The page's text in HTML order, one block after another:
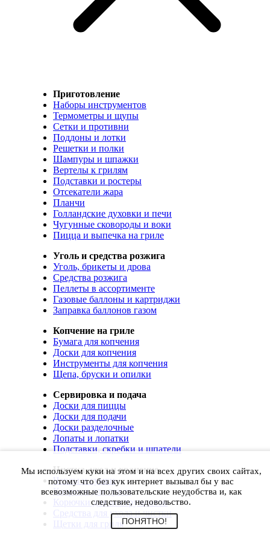
Приготовление
Наборы инструментов
Термометры и щупы
Сетки и противни
Поддоны и лотки
Решетки и полки
Шампуры и шпажки
Вертелы к грилям
Подставки и ростеры
Отсекатели жара
Планчи
Голландские духовки и печи
Чугунные сковороды и воки
Пицца и выпечка на гриле
Уголь и средства розжига
Уголь, брикеты и дрова
Средства розжига
Пеллеты в ассортименте
Газовые баллоны и картриджи
Заправка баллонов газом
Копчение на гриле
Бумага для копчения
Доски для копчения
Инструменты для копчения
Щепа, бруски и опилки
Сервировка и подача
Доски для пиццы
Доски для подачи
Доски разделочные
Лопаты и лопатки
Подставки, скребки и шпатели
Чистка, уход и хранение
Чехлы и сумки
Коврики для гриля
Корючки для инструментов
Средства для ухода и чистки
Щетки для гриля
Мы используем куки на этом и на всех других своих сайтах,
потому что без кук интернет вызывал бы у вас
всевозможные пользовательские неудобства и, как
следствие, недовольство.
ПОНЯТНО!